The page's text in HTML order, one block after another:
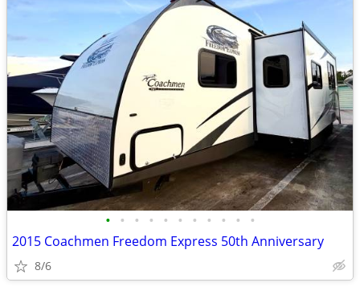
• • • • • • • • • • •
2015 Coachmen Freedom Express 50th Anniversary
8/6